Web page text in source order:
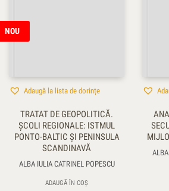
NOU
Adaugă la lista de dorințe
TRATAT DE GEOPOLITICĂ.
ŞCOLI REGIONALE: ISTMUL
PONTO-BALTIC ŞI PENINSULA
SCANDINAVĂ
ALBA IULIA CATRINEL POPESCU
ADAUGĂ ÎN COȘ